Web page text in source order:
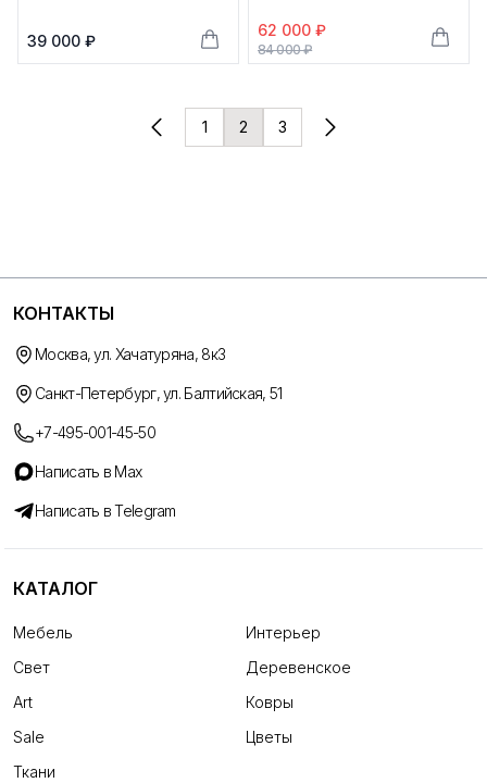
39 000 ₽
62 000 ₽
84 000 ₽
1 2 3
КОНТАКТЫ
Москва, ул. Хачатуряна, 8к3
Санкт-Петербург, ул. Балтийская, 51
+7-495-001-45-50
Написать в Max
Написать в Telegram
КАТАЛОГ
Мебель
Интерьер
Свет
Деревенское
Art
Ковры
Sale
Цветы
Ткани